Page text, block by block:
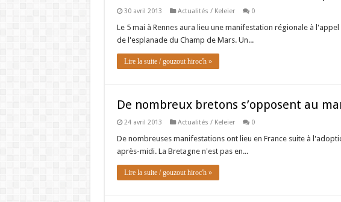
30 avril 2013 Actualités / Keleier 0
Le 5 mai à Rennes aura lieu une manifestation régionale à
de l'esplanade du Champ de Mars. Un...
Lire la suite / gouzout hiroc'h »
De nombreux bretons s’opposent au
24 avril 2013 Actualités / Keleier 0
De nombreuses manifestations ont lieu en France suite à
après-midi. La Bretagne n'est pas en...
Lire la suite / gouzout hiroc'h »